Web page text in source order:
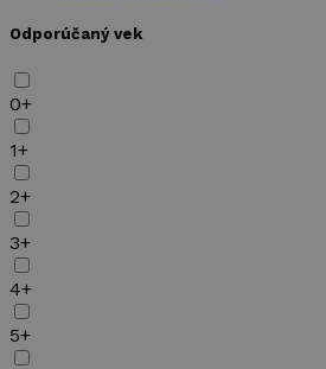
Odporúčaný vek
0+
1+
2+
3+
4+
5+